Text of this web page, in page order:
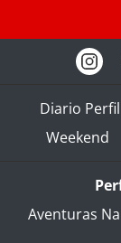
Diario Perfil
Weekend
Aventuras